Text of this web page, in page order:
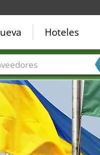
Hoteles
de proveedor de servicios